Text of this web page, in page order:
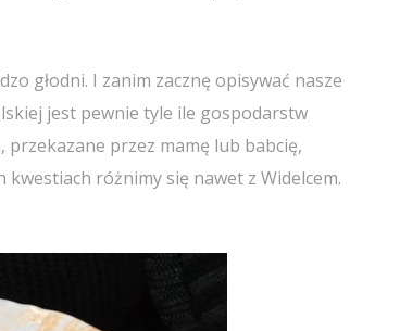
głodni. I zanim zacznę opisywać nasze
jest pewnie tyle ile gospodarstw
przekazane przez mamę lub babcię,
różnimy się nawet z Widelcem.